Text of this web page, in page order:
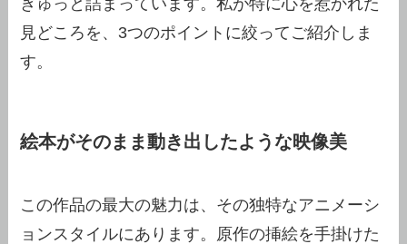
ぎゅっと詰まっています。私が特に心を惹かれた
見どころを、3つのポイントに絞ってご紹介しま
す。
絵本がそのまま動き出したような映像美
この作品の最大の魅力は、その独特なアニメーシ
ョンスタイルにあります。原作の挿絵を手掛けた